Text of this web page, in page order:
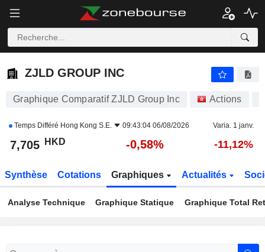
ZJLD GROUP INC
ZJLD GROUP INC
Graphique Comparatif ZJLD Group Inc Actions
Temps Différé Hong Kong S.E. 09:43:04 06/08/2026 Varia. 1 janv.
7,705 HKD -0,58% -11,12%
Synthèse Cotations Graphiques Actualités
Analyse Technique Graphique Statique Graphique Total